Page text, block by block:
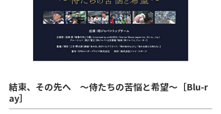
結束、その先へ ～侍たちの苦悩と希望～［Blu-r
ay］